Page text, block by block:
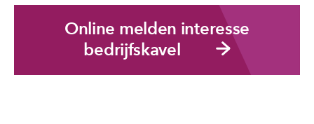
Online melden interesse
bedrijfskavel